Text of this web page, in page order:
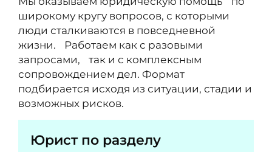
широкому кругу вопросов, с которыми
люди сталкиваются в повседневной
жизни. Работаем как с разовыми
запросами, так и с комплексным
сопровождением дел. Формат
подбирается исходя из ситуации, стадии и
возможных рисков.
Юрист по разделу